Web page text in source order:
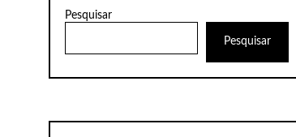
Pesquisar
Pesquisar